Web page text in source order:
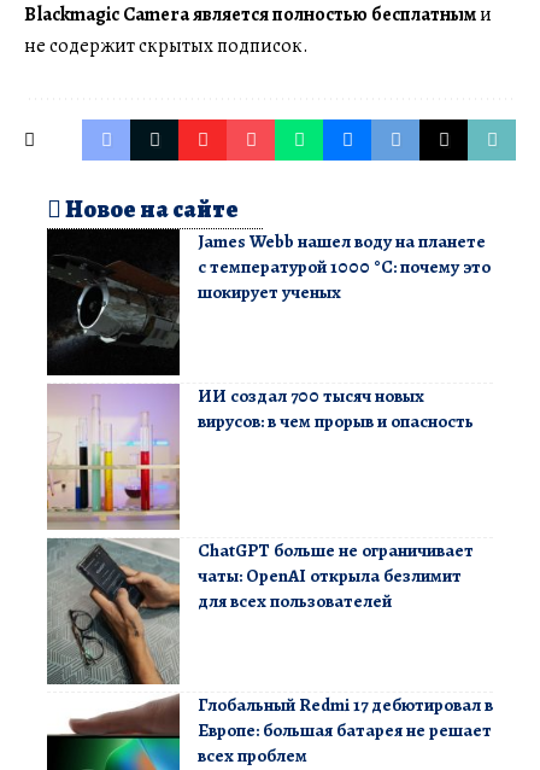
Blackmagic Camera является полностью бесплатными
не содержит скрытых подписок.
Новое на сайте
James Webb нашел воду на планете
с температурой 1000 °C: почему это
шокирует ученых
ИИ создал 700 тысяч новых
вирусов: в чем прорыв и опасность
ChatGPT больше не ограничивает
чаты: OpenAI открыла безлимит
для всех пользователей
Глобальный Redmi 17 дебютировал в
Европе: большая батарея не решает
всех проблем